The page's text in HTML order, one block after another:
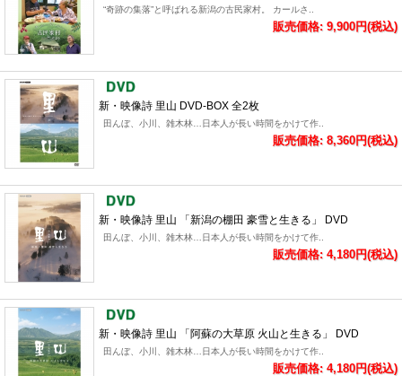
“奇跡の集落”と呼ばれる新潟の古民家村。 カールさ..
販売価格: 9,900円(税込)
新・映像詩 里山 DVD-BOX 全2枚
田んぼ、小川、雑木林…日本人が長い時間をかけて作..
販売価格: 8,360円(税込)
新・映像詩 里山 「新潟の棚田 豪雪と生きる」 DVD
田んぼ、小川、雑木林…日本人が長い時間をかけて作..
販売価格: 4,180円(税込)
新・映像詩 里山 「阿蘇の大草原 火山と生きる」 DVD
田んぼ、小川、雑木林…日本人が長い時間をかけて作..
販売価格: 4,180円(税込)